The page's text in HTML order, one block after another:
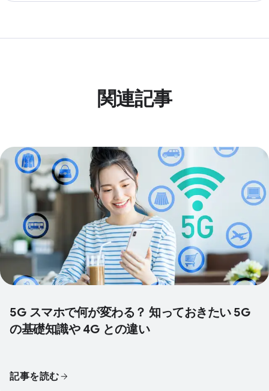
関連記事
5G スマホで何が変わる？ 知っておきたい 5G
の基礎知識や 4G との違い
記事を読む